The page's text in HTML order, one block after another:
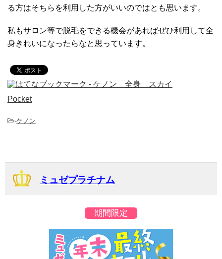
る方はそちらを利用した方がいいのではとも思います。
私もサロン等で脱毛をできる機会があればぜひ利用して全
身きれいになったらなと思っています。
Pocket
-ケノン
ミュゼプラチナム
期間限定